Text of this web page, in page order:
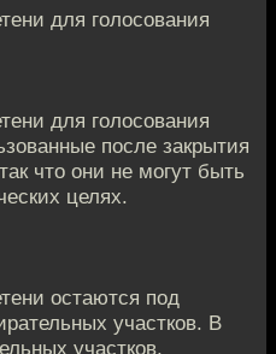
для голосования
для голосования
после закрытия
что они не могут быть
целях.
остаются под
участков. В
участков,